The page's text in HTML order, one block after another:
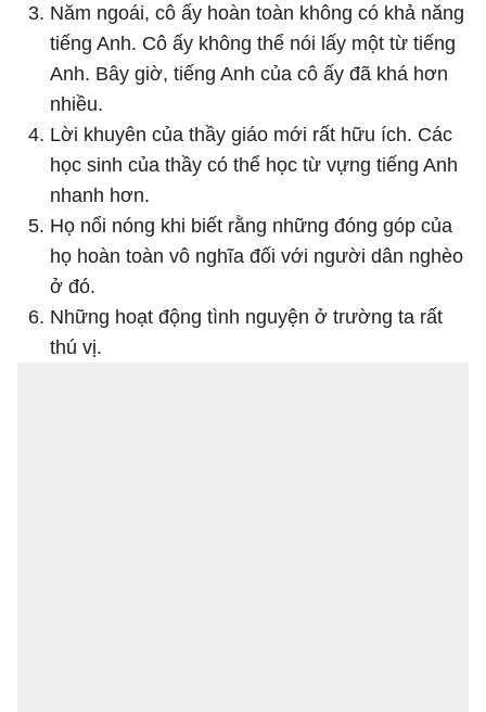
Năm ngoái, cô ấy hoàn toàn không có khả năng
tiếng Anh. Cô ấy không thể nói lấy một từ tiếng
Anh. Bây giờ, tiếng Anh của cô ấy đã khá hơn
nhiều.
Lời khuyên của thầy giáo mới rất hữu ích. Các
học sinh của thầy có thể học từ vựng tiếng Anh
nhanh hơn.
Họ nổi nóng khi biết rằng những đóng góp của
họ hoàn toàn vô nghĩa đối với người dân nghèo
ở đó.
Những hoạt động tình nguyện ở trường ta rất
thú vị.